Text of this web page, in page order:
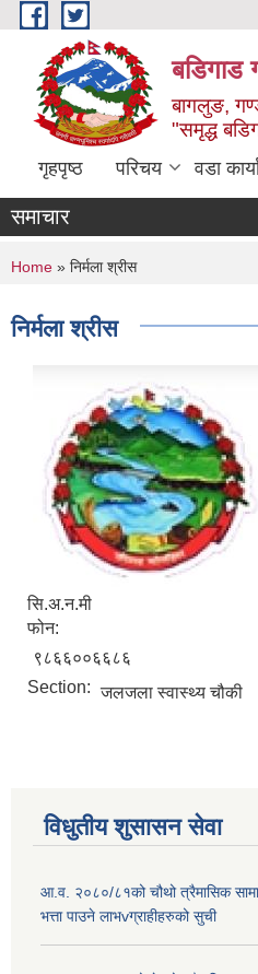
Skip to main content
बडिगाड
बागलुङ,
"समृद्ध
गृहपृष्ठ परिचय वडा
समाचार
You are here
Home » निर्मला श्रीस
निर्मला श्रीस
सि.अ.न.मी
फोन:
९८६६००६६८६
Section: जलजला स्वास्थ्य चौकी
विधुतीय शुसासन सेवा
आ.व. २०८०/८१को चौथो त्रैमासिक
भत्ता पाउने लाभvग्राहीहरुको सुची